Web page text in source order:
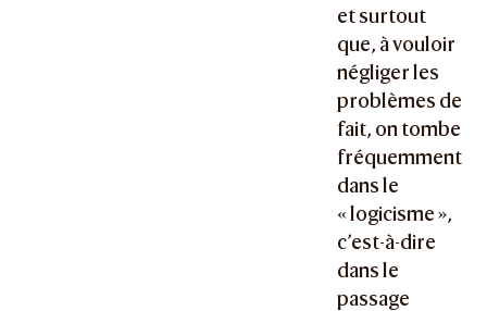
et surtout
que, à vouloir
négliger les
problèmes de
fait, on tombe
fréquemment
dans le
« logicisme »,
c’est-à-dire
dans le
passage